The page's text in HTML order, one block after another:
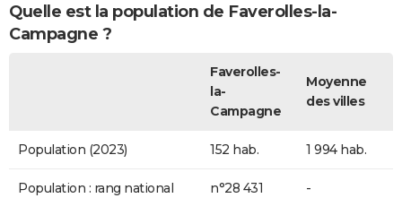
Quelle est la population de Faverolles-la-
Campagne ?
Faverolles-
la-
Campagne
Moyenne
des villes
Population (2023) 152 hab. 1 994 hab.
Population : rang national
n°28 431 -